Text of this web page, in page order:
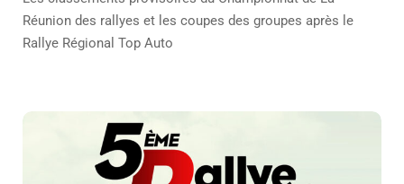
Réunion des rallyes et les coupes des groupes après le
Rallye Régional Top Auto